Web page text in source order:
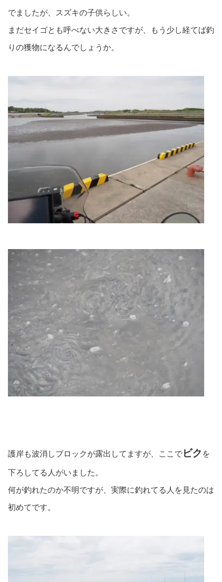
でましたが、スズキの子供らしい。
まだセイゴとも呼べない大きさですが、もう少し経てば釣
りの獲物になるんでしょうか。
護岸も波消しブロックが露出してますが、ここでビク を
下ろしてる人がいました。
何が釣れたのか不明ですが、実際に釣れてる人を見たのは
初めてです。